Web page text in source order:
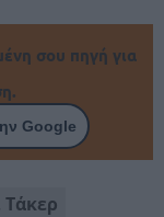
σου πηγή για
Google
Τάκερ